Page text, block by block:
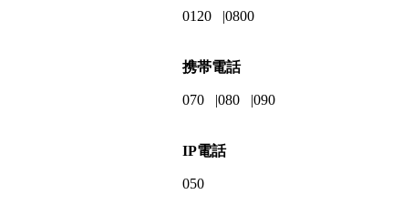
0120 0800
携帯電話
070 080 090
IP電話
050